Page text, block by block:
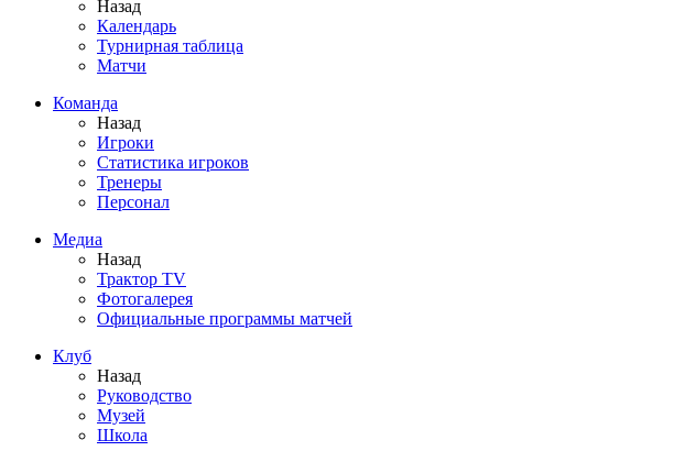
Назад
Календарь
Турнирная таблица
Матчи
Команда
Назад
Игроки
Статистика игроков
Тренеры
Персонал
Медиа
Назад
Трактор TV
Фотогалерея
Официальные программы матчей
Клуб
Назад
Руководство
Музей
Школа